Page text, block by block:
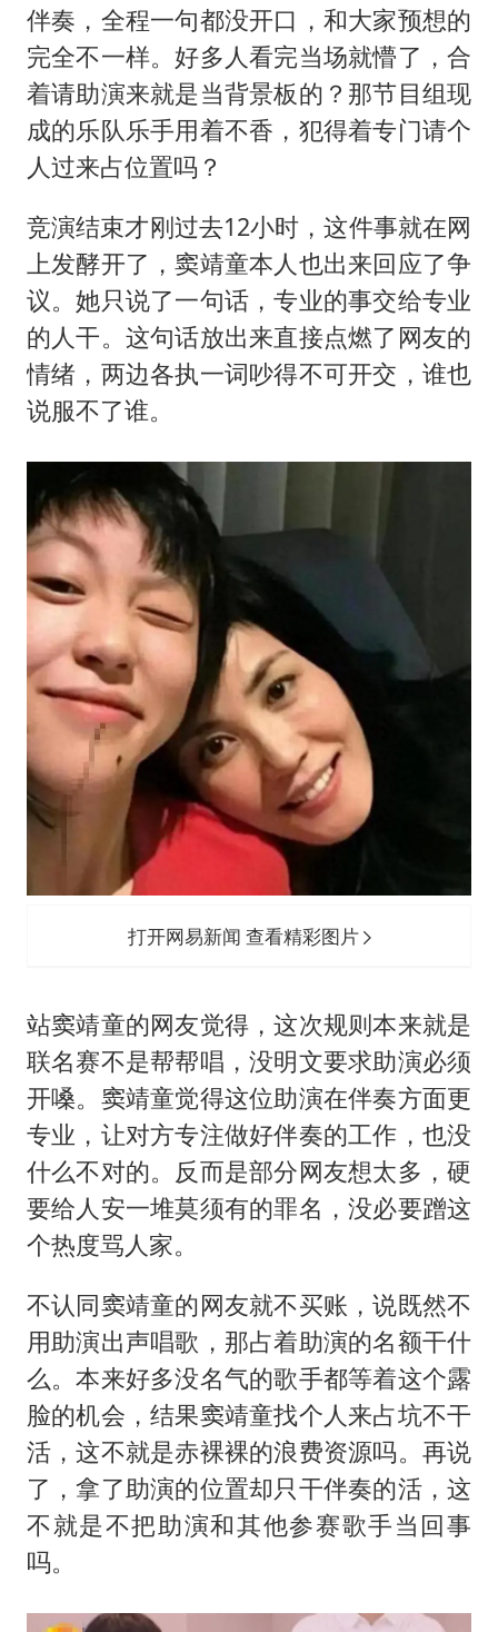
伴奏，全程一句都没开口，和大家预想的
完全不一样。好多人看完当场就懵了，合
着请助演来就是当背景板的？那节目组现
成的乐队乐手用着不香，犯得着专门请个
人过来占位置吗？
竞演结束才刚过去12小时，这件事就在网
上发酵开了，窦靖童本人也出来回应了争
议。她只说了一句话，专业的事交给专业
的人干。这句话放出来直接点燃了网友的
情绪，两边各执一词吵得不可开交，谁也
说服不了谁。
打开网易新闻 查看精彩图片
站窦靖童的网友觉得，这次规则本来就是
联名赛不是帮帮唱，没明文要求助演必须
开嗓。窦靖童觉得这位助演在伴奏方面更
专业，让对方专注做好伴奏的工作，也没
什么不对的。反而是部分网友想太多，硬
要给人安一堆莫须有的罪名，没必要蹭这
个热度骂人家。
不认同窦靖童的网友就不买账，说既然不
用助演出声唱歌，那占着助演的名额干什
么。本来好多没名气的歌手都等着这个露
脸的机会，结果窦靖童找个人来占坑不干
活，这不就是赤裸裸的浪费资源吗。再说
了，拿了助演的位置却只干伴奏的活，这
不就是不把助演和其他参赛歌手当回事
吗。